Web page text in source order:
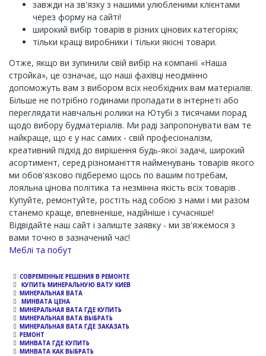
завжди на зв'язку з нашими улюбленими клієнтами
через форму на сайті!
широкий вибір товарів в різних цінових категоріях;
тільки кращі виробники і тільки якісні товари.
Отже, якщо ви зупинили свій вибір на компанії «Наша
стройка», це означає, що наші фахівці неодмінно
допоможуть вам з вибором всіх необхідних вам матеріалів.
Більше не потрібно годинами пропадати в інтернеті або
переглядати навчальні ролики на Ютубі з тисячами порад
щодо вибору будматеріалів. Ми раді запропонувати вам те
найкраще, що є у нас самих - свій професіоналізм,
креативний підхід до вирішення будь-якої задачі, широкий
асортимент, серед різноманіття найменувань товарів якого
ми обов'язково підберемо щось по вашим потребам,
лояльна цінова політика та незмінна якість всіх товарів .
Купуйте, ремонтуйте, ростіть над собою з нами і ми разом
станемо краще, впевненіше, надійніше і сучасніше!
Відвідайте наш сайт і залиште заявку - ми зв'яжемося з
вами точно в зазначений час!
Channel
Меблі та побут
СОВРЕМЕННЫЕ РЕШЕНИЯ В РЕМОНТЕ
КУПИТЬ МИНЕРАЛЬНУЮ ВАТУ КИЕВ
МИНЕРАЛЬНАЯ ВАТА
МИНВАТА ЦЕНА
МИНЕРАЛЬНАЯ ВАТА ГДЕ КУПИТЬ
МИНЕРАЛЬНАЯ ВАТА ВЫБРАТЬ
МИНЕРАЛЬНАЯ ВАТА ГДЕ ЗАКАЗАТЬ
РЕМОНТ
МИНВАТА ГДЕ КУПИТЬ
МИНВАТА КАК ВЫБРАТЬ